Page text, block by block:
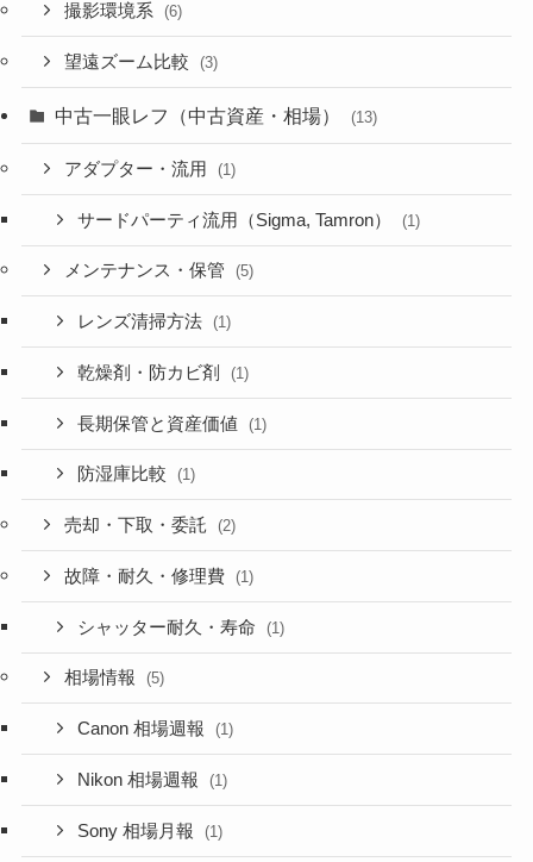
撮影環境系 (6)
望遠ズーム比較 (3)
中古一眼レフ（中古資産・相場） (13)
アダプター・流用 (1)
サードパーティ流用（Sigma, Tamron） (1)
メンテナンス・保管 (5)
レンズ清掃方法 (1)
乾燥剤・防カビ剤 (1)
長期保管と資産価値 (1)
防湿庫比較 (1)
売却・下取・委託 (2)
故障・耐久・修理費 (1)
シャッター耐久・寿命 (1)
相場情報 (5)
Canon 相場週報 (1)
Nikon 相場週報 (1)
Sony 相場月報 (1)